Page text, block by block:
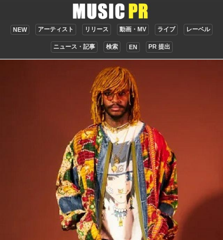
NEW アーティスト リリース 動画・MV ライブ レーベル
ニュース・記事 検索 EN PR 提出